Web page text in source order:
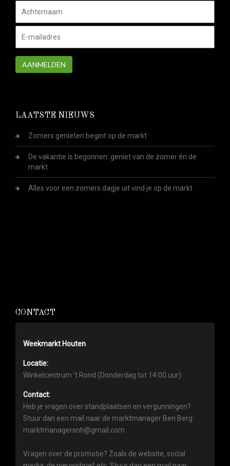
AANMELDEN
LAATSTE NIEUWS
Zomers genieten begint op de markt
De vakantie is begonnen: geniet van de zomer én de
markt
Alles voor een zomers dagje uit vind je op de markt
CONTACT
Weekmarkt Houten
Locatie:
Winkelcentrum ’t Rond (Donderdag tot 14:00 uur)
Contact:
Heb je vragen over standplaatsen en vergunningen?
Stuur dan een mail naar de marktmanager Ben Berg:
marktmanagersnh@gmail.com
Vragen over de promotie? Zoals de website, social